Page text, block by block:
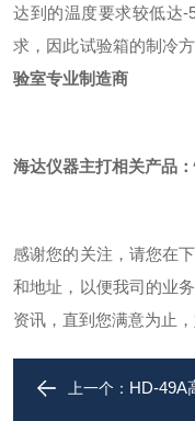
达到的温度要求较低达
求，因此试验箱的制冷
验室专业制造商
海达仪器主打相关产品：
感谢您的关注，请您在
和地址，以便我司的业
资讯，直到您满意为止，
上一个： HD-49A